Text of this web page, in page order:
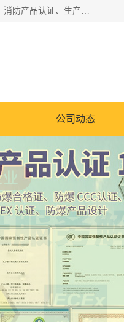
本公司专业从事全国：防爆认证、煤安认证、劳安认证、体系认证、产品认证、ATEX认证、IECEX认证、消防产品认证、生产认可证、验厂指导、认证技术支持、企业管理策划等一站式咨询服务。 用我们的智慧、经验、真诚与勤恳，分享成长的喜悦！ 全国24小时咨询热线：* 认证咨询：张老师（全国*）
公司动态